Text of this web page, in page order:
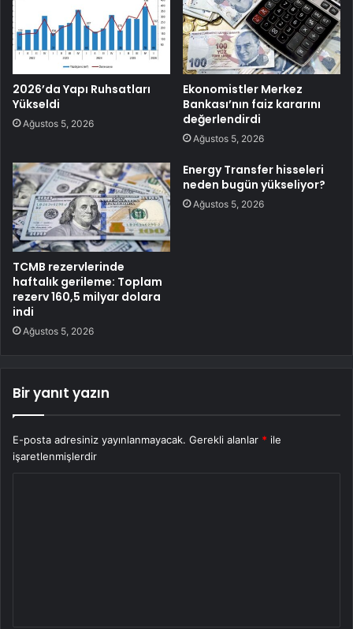
2026’da Yapı Ruhsatları
Yükseldi
Ağustos 5, 2026
Ekonomistler Merkez
Bankası’nın faiz kararını
değerlendirdi
Ağustos 5, 2026
TCMB rezervlerinde
haftalık gerileme: Toplam
rezerv 160,5 milyar dolara
indi
Ağustos 5, 2026
Energy Transfer hisseleri
neden bugün yükseliyor?
Ağustos 5, 2026
Bir yanıt yazın
E-posta adresiniz yayınlanmayacak. Gerekli alanlar * ile
işaretlenmişlerdir